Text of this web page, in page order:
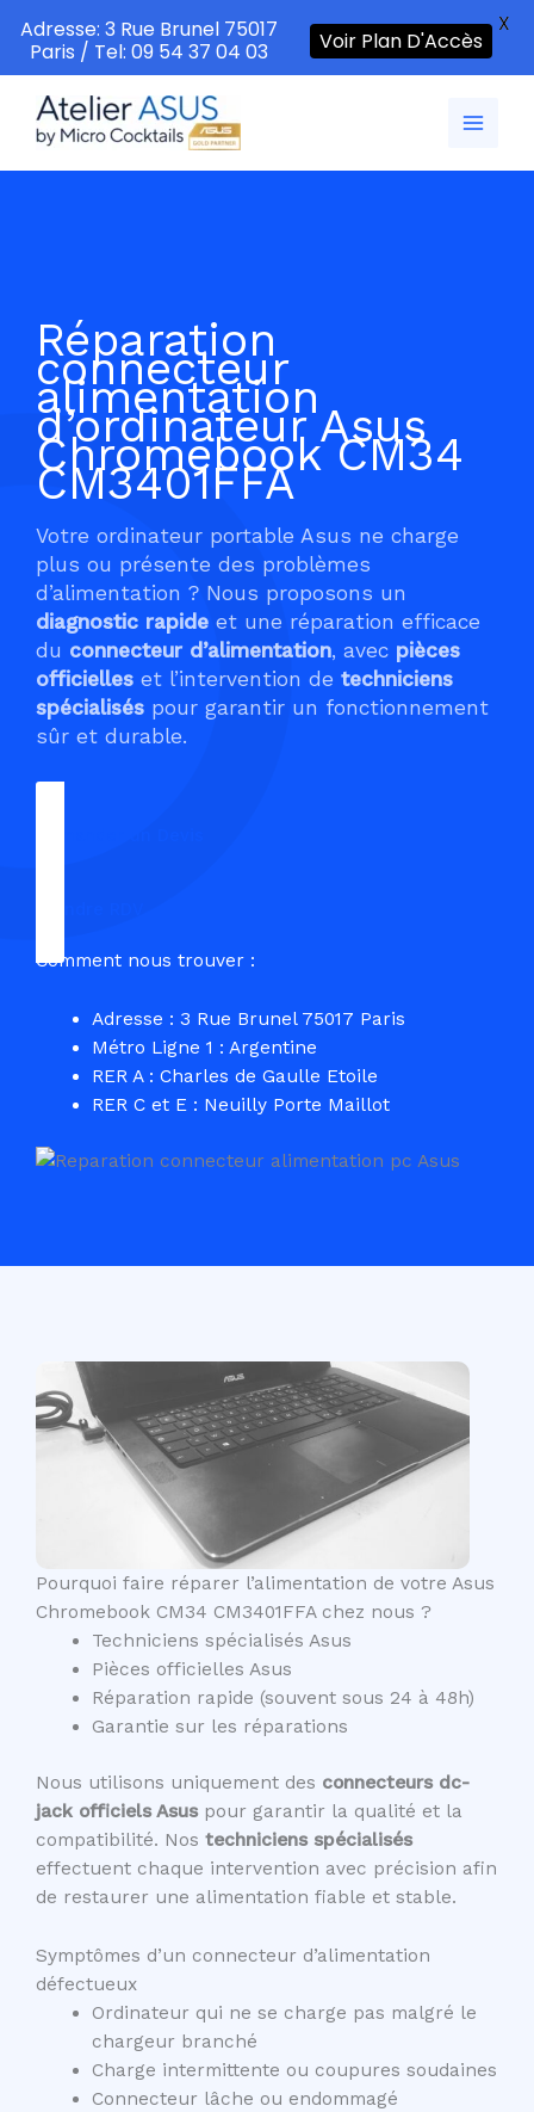
contenu
Réparation
connecteur
alimentation
d’ordinateur Asus
Chromebook CM34
CM3401FFA
Votre ordinateur portable Asus ne charge
plus ou présente des problèmes
d’alimentation ? Nous proposons un
diagnostic rapide et une réparation efficace
du connecteur d’alimentation, avec pièces
officielles et l’intervention de techniciens
spécialisés pour garantir un fonctionnement
sûr et durable.
Comment nous trouver :
Adresse : 3 Rue Brunel 75017 Paris
Métro Ligne 1 : Argentine
RER A : Charles de Gaulle Etoile
RER C et E : Neuilly Porte Maillot
Pourquoi faire réparer l’alimentation de votre Asus
Chromebook CM34 CM3401FFA chez nous ?
Techniciens spécialisés Asus
Pièces officielles Asus
Réparation rapide (souvent sous 24 à 48h)
Garantie sur les réparations
Nous utilisons uniquement des connecteurs dc-
jack officiels Asuspour garantir la qualité et la
compatibilité. Nos techniciens spécialisés
effectuent chaque intervention avec précision afin
de restaurer une alimentation fiable et stable.
Symptômes d’un connecteur d’alimentation
défectueux
Ordinateur qui ne se charge pas malgré le
chargeur branché
Charge intermittente ou coupures soudaines
Connecteur lâche ou endommagé
Adresse: 3 Rue Brunel 75017
Paris / Tel: 09 54 37 04 03
Voir Plan D'Accès
X